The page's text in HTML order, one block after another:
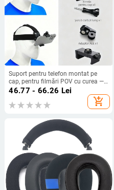
Suport pentru telefon montat pe
cap, pentru filmări POV cu curea —
Material ABS, compatibil universal,
46.77 - 66.26 Lei
add_shopping_cart